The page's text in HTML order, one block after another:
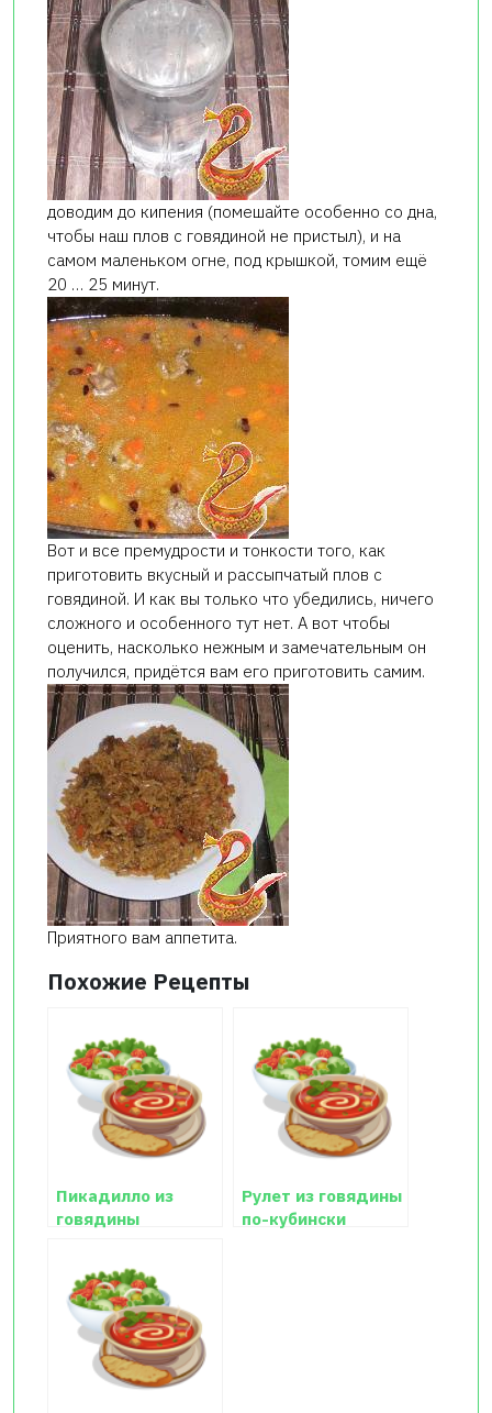
доводим до кипения (помешайте особенно со дна,
чтобы наш плов с говядиной не пристыл), и на
самом маленьком огне, под крышкой, томим ещё
20 … 25 минут.
Вот и все премудрости и тонкости того, как
приготовить вкусный и рассыпчатый плов с
говядиной. И как вы только что убедились, ничего
сложного и особенного тут нет. А вот чтобы
оценить, насколько нежным и замечательным он
получился, придётся вам его приготовить самим.
Приятного вам аппетита.
Похожие Рецепты
Пикадилло из
говядины
Рулет из говядины
по-кубински